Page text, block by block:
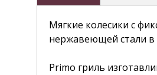
Мягкие колесики с
нержавеющей стали в
Primo гриль